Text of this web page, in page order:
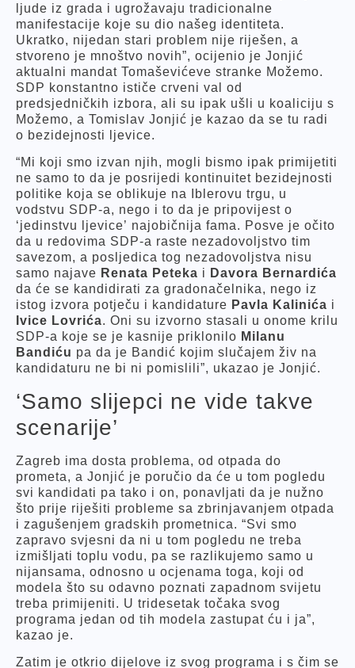
ljude iz grada i ugrožavaju tradicionalne
manifestacije koje su dio našeg identiteta.
Ukratko, nijedan stari problem nije riješen, a
stvoreno je mnoštvo novih”, ocijenio je Jonjić
aktualni mandat Tomaševićeve stranke Možemo.
SDP konstantno ističe crveni val od
predsjedničkih izbora, ali su ipak ušli u koaliciju s
Možemo, a Tomislav Jonjić je kazao da se tu radi
o bezidejnosti ljevice.
“Mi koji smo izvan njih, mogli bismo ipak primijetiti
ne samo to da je posrijedi kontinuitet bezidejnosti
politike koja se oblikuje na Iblerovu trgu, u
vodstvu SDP-a, nego i to da je pripovijest o
‘jedinstvu ljevice’ najobičnija fama. Posve je očito
da u redovima SDP-a raste nezadovoljstvo tim
savezom, a posljedica tog nezadovoljstva nisu
samo najave Renata Peteka i Davora Bernardića
da će se kandidirati za gradonačelnika, nego iz
istog izvora potječu i kandidature Pavla Kalinića i
Ivice Lovrića. Oni su izvorno stasali u onome krilu
SDP-a koje se je kasnije priklonilo Milanu
Bandiću pa da je Bandić kojim slučajem živ na
kandidaturu ne bi ni pomislili”, ukazao je Jonjić.
‘Samo slijepci ne vide takve
scenarije’
Zagreb ima dosta problema, od otpada do
prometa, a Jonjić je poručio da će u tom pogledu
svi kandidati pa tako i on, ponavljati da je nužno
što prije riješiti probleme sa zbrinjavanjem otpada
i zagušenjem gradskih prometnica. “Svi smo
zapravo svjesni da ni u tom pogledu ne treba
izmišljati toplu vodu, pa se razlikujemo samo u
nijansama, odnosno u ocjenama toga, koji od
modela što su odavno poznati zapadnom svijetu
treba primijeniti. U tridesetak točaka svog
programa jedan od tih modela zastupat ću i ja”,
kazao je.
Zatim je otkrio dijelove iz svog programa i s čim se